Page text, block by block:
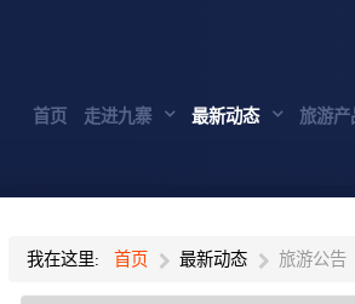
首页 走进九寨 最新动态 旅游产
我在这里: 首页 最新动态 旅游公告